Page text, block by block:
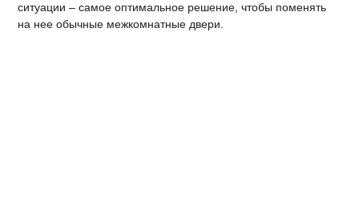
ситуации – самое оптимальное решение, чтобы поменять
на нее обычные межкомнатные двери.